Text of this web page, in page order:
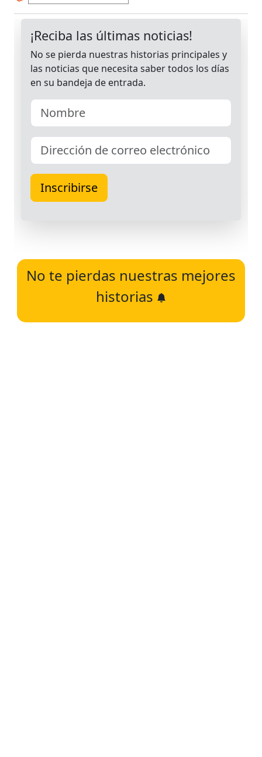
No te pierdas nuestras mejores
historias